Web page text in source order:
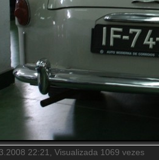
22:21, Visualizada 1069 vezes